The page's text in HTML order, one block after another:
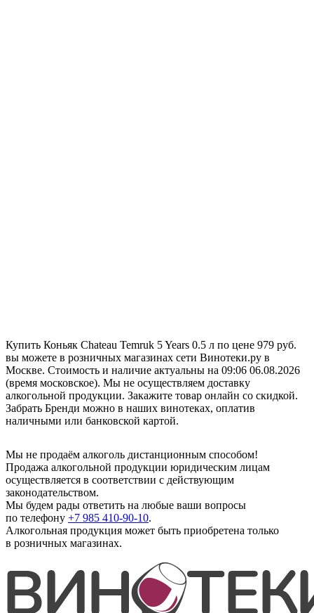
Купить Коньяк Chateau Temruk 5 Years 0.5 л по цене 979 руб.
вы можете в розничных магазинах сети Винотеки.ру в
Москве. Стоимость и наличие актуальны на 09:06 06.08.2026
(время московское). Мы не осуществляем доставку
алкогольной продукции. Закажите товар онлайн со скидкой.
Забрать Бренди можно в наших винотеках, оплатив
наличными или банковской картой.
Мы не продаём алкоголь дистанционным способом!
Продажа алкогольной продукции юридическим лицам
осуществляется в соответствии с действующим
законодательством.
Мы будем рады ответить на любые ваши вопросы
по телефону +7 985 410-90-10.
Алкогольная продукция может быть приобретена только
в розничных магазинах.